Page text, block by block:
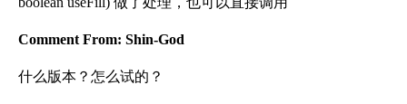
Comment From: Shin-God
什么版本？怎么试的？